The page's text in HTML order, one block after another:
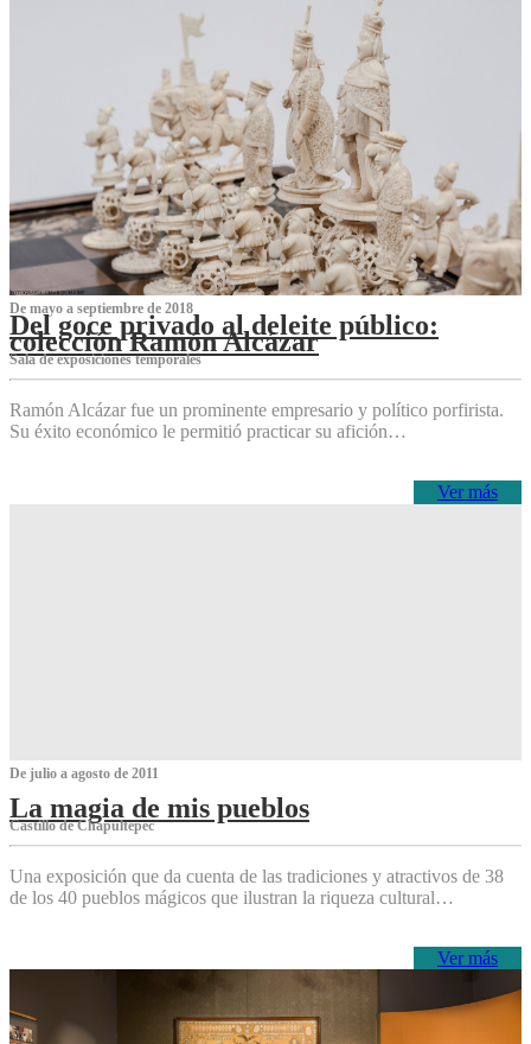
De mayo a septiembre de 2018
Del goce privado al deleite público:
colección Ramón Alcázar
Sala de exposiciones temporales
Ramón Alcázar fue un prominente empresario y político porfirista.
Su éxito económico le permitió practicar su afición…
Ver más
De julio a agosto de 2011
La magia de mis pueblos
Castillo de Chapultepec
Una exposición que da cuenta de las tradiciones y atractivos de 38
de los 40 pueblos mágicos que ilustran la riqueza cultural…
Ver más